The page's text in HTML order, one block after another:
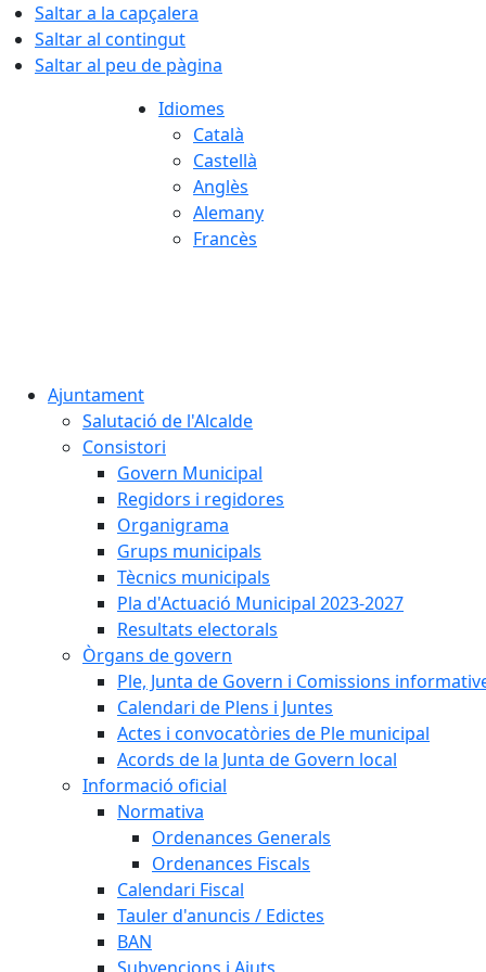
Saltar a la capçalera
Saltar al contingut
Saltar al peu de pàgina
Idiomes
Català
Castellà
Anglès
Alemany
Francès
Ajuntament
Salutació de l'Alcalde
Consistori
Govern Municipal
Regidors i regidores
Organigrama
Grups municipals
Tècnics municipals
Pla d'Actuació Municipal 2023-2027
Resultats electorals
Òrgans de govern
Ple, Junta de Govern i Comissions
Calendari de Plens i Juntes
Actes i convocatòries de Ple municipal
Acords de la Junta de Govern local
Informació oficial
Normativa
Ordenances Generals
Ordenances Fiscals
Calendari Fiscal
Tauler d'anuncis / Edictes
BAN